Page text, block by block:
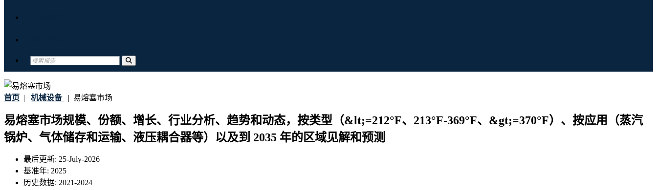
首页 | 机械设备 | 易熔塞市场
易熔塞市场规模、份额、增长、行业分析、趋势和动态，按类型（&lt;=212°F、213°F-369°F、&gt;=370°F）、按应用（蒸汽
锅炉、气体储存和运输、液压耦合器等）以及到 2035 年的区域见解和预测
最后更新: 25-July-2026
基准年: 2025
历史数据: 2021-2024